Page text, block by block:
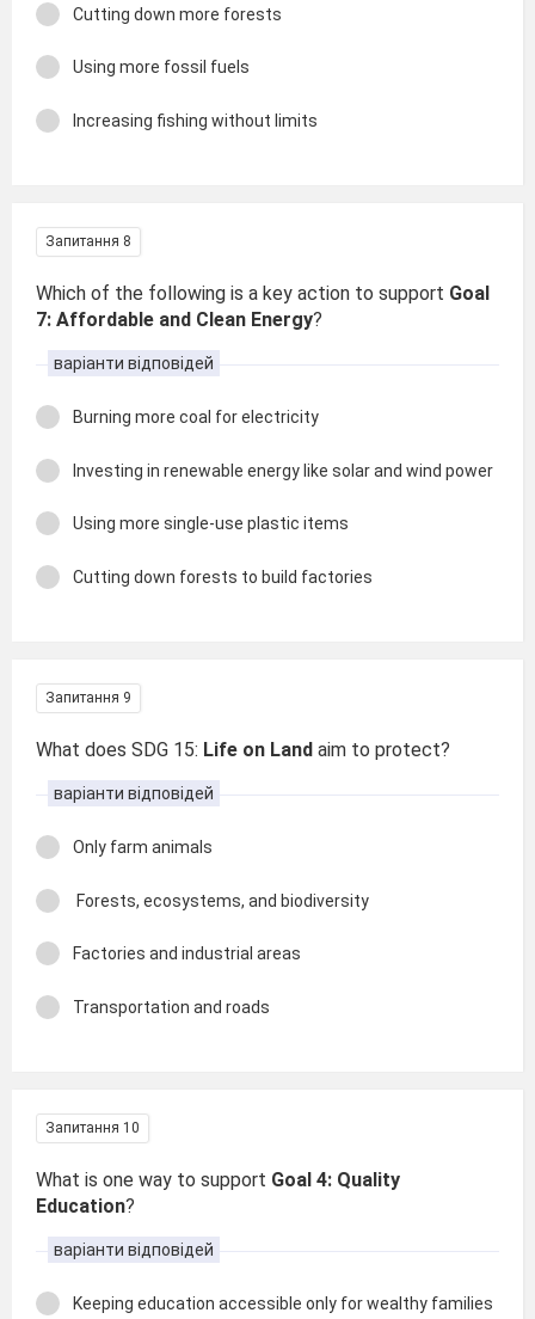
Cutting down more forests
Using more fossil fuels
Increasing fishing without limits
Запитання 8
Which of the following is a key action to support Goal
7: Affordable and Clean Energy?
варіанти відповідей
Burning more coal for electricity
Investing in renewable energy like solar and wind power
Using more single-use plastic items
Cutting down forests to build factories
Запитання 9
What does SDG 15: Life on Land aim to protect?
варіанти відповідей
Only farm animals
Forests, ecosystems, and biodiversity
Factories and industrial areas
Transportation and roads
Запитання 10
What is one way to support Goal 4: Quality
Education?
варіанти відповідей
Keeping education accessible only for wealthy families